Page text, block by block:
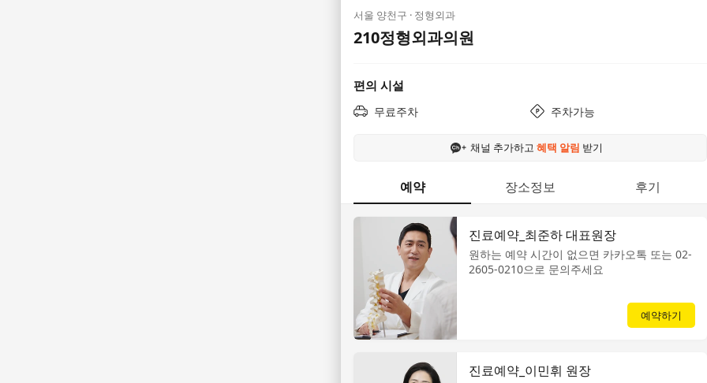
서울 양천구 · 정형외과
210정형외과의원
편의 시설
무료주차 주차가능
채널 추가하고 혜택 알림 받기
예약 장소정보 후기
진료예약_최준하 대표원장
원하는 예약 시간이 없으면 카카오톡 또는 02-
2605-0210으로 문의주세요
예약하기
진료예약_이민휘 원장